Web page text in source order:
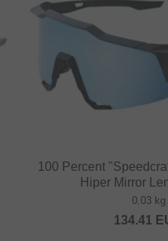
100 Percent
Hiper Mirror
0.03 kg
134.41